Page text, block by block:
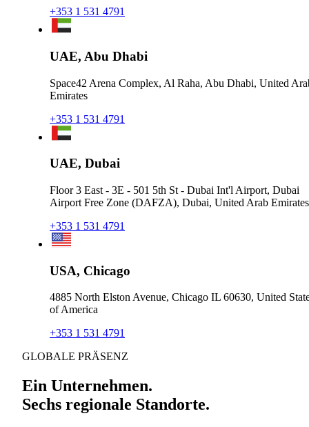
+353 1 531 4791
UAE, Abu Dhabi
Space42 Arena Complex, Al Raha, Abu Dhabi, United
Emirates
+353 1 531 4791
UAE, Dubai
Floor 3 East - 3E - 501 5th St - Dubai Int'l Airport, Dubai
Airport Free Zone (DAFZA), Dubai, United Arab Emirates
+353 1 531 4791
USA, Chicago
4885 North Elston Avenue, Chicago IL 60630, United
of America
+353 1 531 4791
GLOBALE PRÄSENZ
Ein Unternehmen.
Sechs regionale Standorte.